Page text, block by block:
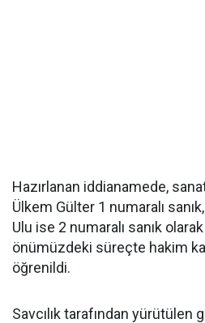
Hazırlanan iddianamede,
Ülkem Gülter 1 numaralı
Ulu ise 2 numaralı sanık olarak
önümüzdeki süreçte hakim
öğrenildi.
Savcılık tarafından yürütülen